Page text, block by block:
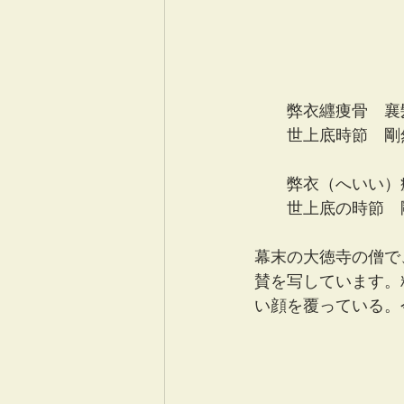
弊衣纒痩骨　襄
世上底時節　剛
弊衣（へいい）
世上底の時節　
幕末の大徳寺の僧
賛を写しています
い顔を覆っている